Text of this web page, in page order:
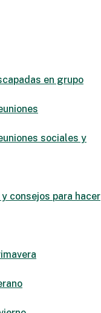
en grupo
sociales y
consejos para hacer